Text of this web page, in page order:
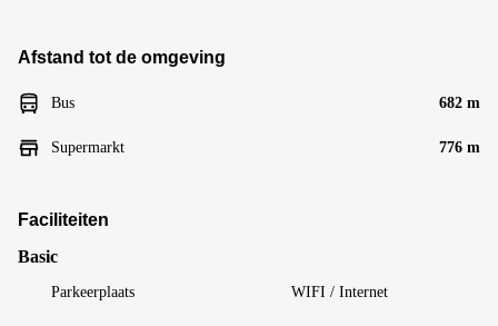
Afstand tot de omgeving
Bus 682 m
Supermarkt 776 m
Faciliteiten
Basic
Parkeerplaats WIFI / Internet